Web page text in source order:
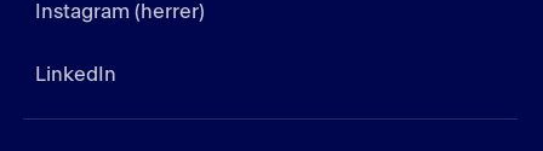
Instagram (herrer)
LinkedIn